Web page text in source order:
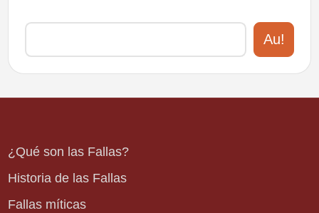
Au!
¿Qué son las Fallas?
Historia de las Fallas
Fallas míticas